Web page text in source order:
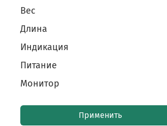
Вес
Длина
Индикация
Питание
Монитор
Применить